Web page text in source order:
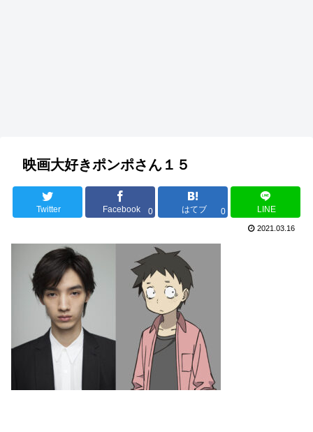
映画大好きポンポさん１５
Twitter Facebook 0 はてブ 0 LINE
2021.03.16